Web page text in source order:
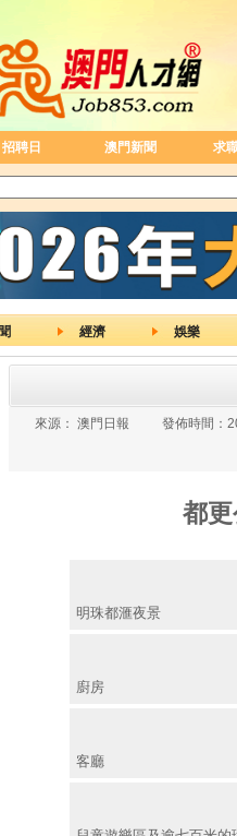
招聘日 澳門新聞 求
經濟 娛樂
來源： 澳門日報 發佈時間：
都
明珠都滙夜景
廚房
客廳